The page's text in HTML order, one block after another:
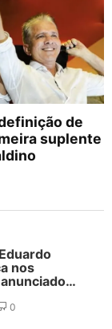
de
suplente
nos
0